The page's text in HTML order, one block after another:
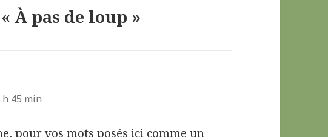
À pas de loup »
h 45 min
pour vos mots posés ici comme un